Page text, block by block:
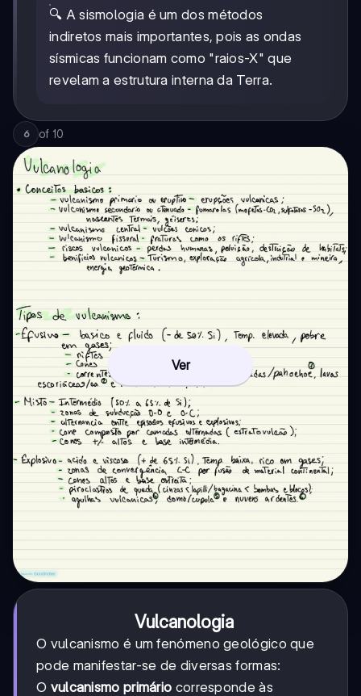
🔍 A sismologia é um dos métodos
indiretos mais importantes, pois as ondas
sísmicas funcionam como "raios-X" que
revelam a estrutura interna da Terra.
6 of 10
Ver
Vulcanologia
O vulcanismo é um fenómeno geológico que
pode manifestar-se de diversas formas:
O vulcanismo primário corresponde às